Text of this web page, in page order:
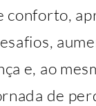
conforto,
e, ao
de